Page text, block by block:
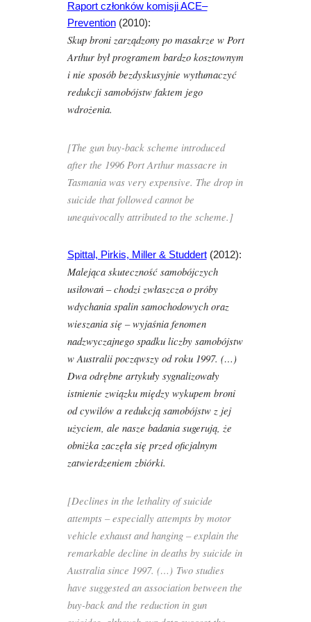
Raport członków komisji ACE–
Prevention(2010):
Skup broni zarządzony po masakrze w Port
Arthur był programem bardzo kosztownym
i nie sposób bezdyskusyjnie wytłumaczyć
redukcji samobójstw faktem jego
wdrożenia.
[The gun buy-back scheme introduced
after the 1996 Port Arthur massacre in
Tasmania was very expensive. The drop in
suicide that followed cannot be
unequivocally attributed to the scheme.]
Spittal, Pirkis, Miller & Studdert(2012):
Malejąca skuteczność samobójczych
usiłowań – chodzi zwłaszcza o próby
wdychania spalin samochodowych oraz
wieszania się – wyjaśnia fenomen
nadzwyczajnego spadku liczby samobójstw
w Australii począwszy od roku 1997. (…)
Dwa odrębne artykuły sygnalizowały
istnienie związku między wykupem broni
od cywilów a redukcją samobójstw z jej
użyciem, ale nasze badania sugerują, że
obniżka zaczęła się przed oficjalnym
zatwierdzeniem zbiórki.
[Declines in the lethality of suicide
attempts – especially attempts by motor
vehicle exhaust and hanging – explain the
remarkable decline in deaths by suicide in
Australia since 1997. (…) Two studies
have suggested an association between the
buy-back and the reduction in gun